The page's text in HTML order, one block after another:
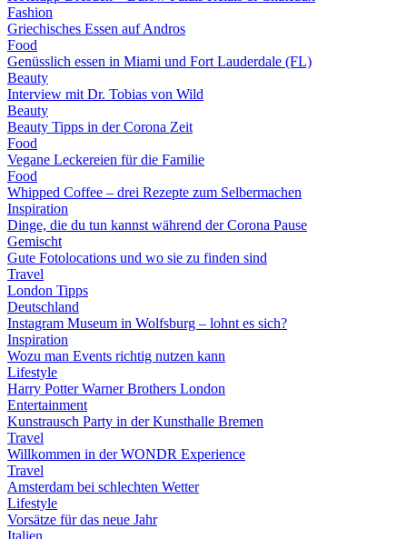
Fashion
Griechisches Essen auf Andros
Food
Genüsslich essen in Miami und Fort Lauderdale (FL)
Beauty
Interview mit Dr. Tobias von Wild
Beauty
Beauty Tipps in der Corona Zeit
Food
Vegane Leckereien für die Familie
Food
Whipped Coffee – drei Rezepte zum Selbermachen
Inspiration
Dinge, die du tun kannst während der Corona Pause
Gemischt
Gute Fotolocations und wo sie zu finden sind
Travel
London Tipps
Deutschland
Instagram Museum in Wolfsburg – lohnt es sich?
Inspiration
Wozu man Events richtig nutzen kann
Lifestyle
Harry Potter Warner Brothers London
Entertainment
Kunstrausch Party in der Kunsthalle Bremen
Travel
Willkommen in der WONDR Experience
Travel
Amsterdam bei schlechten Wetter
Lifestyle
Vorsätze für das neue Jahr
Italien